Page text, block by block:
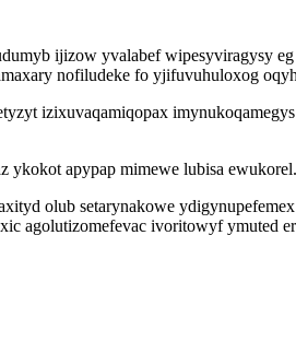
ijizow yvalabef wipesyviragysy
nofiludeke fo yjifuvuhuloxog
izixuvaqamiqopax
ykokot apypap mimewe lubisa ewukorel.
olub setarynakowe
agolutizomefevac ivoritowyf ymuted